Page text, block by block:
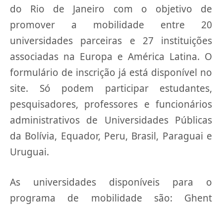
do Rio de Janeiro com o objetivo de
promover a mobilidade entre 20
universidades parceiras e 27 instituições
associadas na Europa e América Latina. O
formulário de inscrição já está disponível no
site. Só podem participar estudantes,
pesquisadores, professores e funcionários
administrativos de Universidades Públicas
da Bolívia, Equador, Peru, Brasil, Paraguai e
Uruguai.
As universidades disponíveis para o
programa de mobilidade são: Ghent